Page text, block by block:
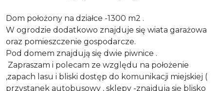
Dom położony na działce -1300 m2 .
W ogrodzie dodatkowo znajduje się wiata garażowa
oraz pomieszczenie gospodarcze.
Pod domem znajdują się dwie piwnice .
Zapraszam i polecam ze względu na położenie
,zapach lasu i bliski dostęp do komunikacji miejskiej (
przystanek autobusowy , sklepy -znajdują się blisko